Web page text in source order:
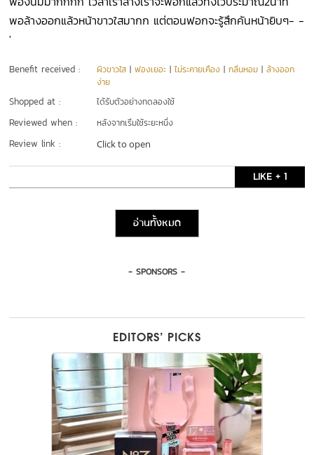
พอล้างออกแล้วหน้าขาวใสมากก แต่ตอนฟอกจะรู้สึกคันหน้ายิบๆ- -
'
Benefit received : ผิวขาวใส |ฟองเยอะ |ไม่ระคายเคือง |กลิ่นหอม |ล้างออก
ง่าย
Shopped at : ได้รับตัวอย่างทดลองใช้
Reviewed when : หลังจากเริ่มใช้ระยะหนึ่ง
Review link : Click to open
LIKE + 1
อ่านทั้งหมด
- SPONSORS -
EDITORS’ PICKS